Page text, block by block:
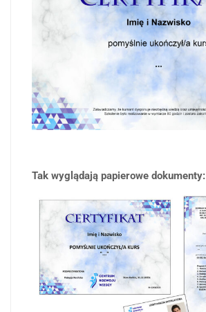
Tak wyglądają papierowe dokumenty: